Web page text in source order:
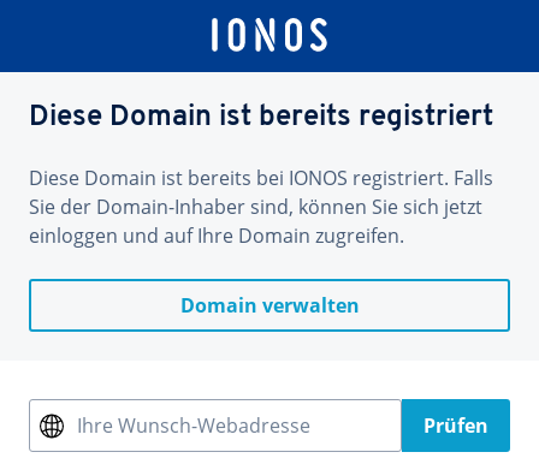
Diese Domain ist bereits registriert
Diese Domain ist bereits bei IONOS registriert. Falls
Sie der Domain-Inhaber sind, können Sie sich jetzt
einloggen und auf Ihre Domain zugreifen.
Domain verwalten
Ihre Wunsch-Webadresse Prüfen